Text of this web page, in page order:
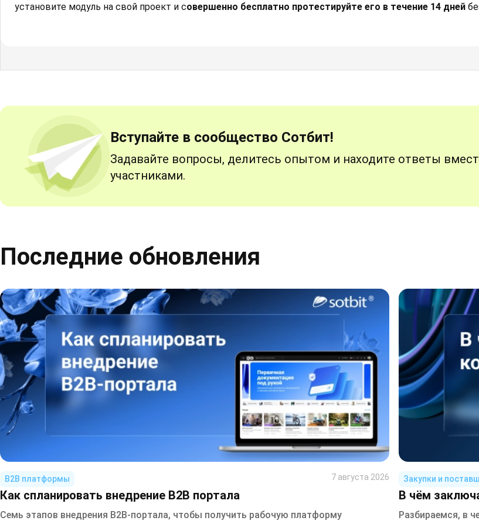
установите модуль на свой проект и совершенно бесплатно протестируйте его в течение 14 дней
Вступайте в сообщество Сотбит!
Задавайте вопросы, делитесь опытом и находите ответы
участниками.
Последние обновления
B2B платформы 7 августа 2026
Как спланировать внедрение B2B портала
Семь этапов внедрения B2B-портала, чтобы получить рабочую платформу
Закупки и
В чём
Разбираемся, в